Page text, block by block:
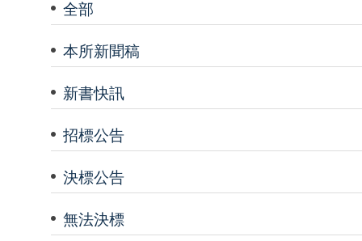
全部
本所新聞稿
新書快訊
招標公告
決標公告
無法決標